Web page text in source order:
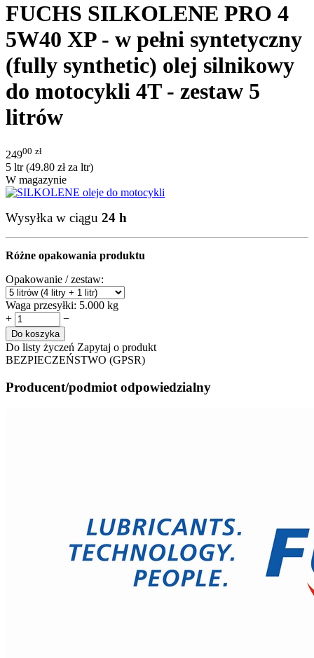
FUCHS SILKOLENE PRO 4
5W40 XP - w pełni syntetyczny
(fully synthetic) olej silnikowy
do motocykli 4T - zestaw 5
litrów
24900 zł
5 ltr (49.80 złza ltr)
W magazynie
Wysyłka w ciągu 24 h
Różne opakowania produktu
Opakowanie / zestaw:
Waga przesyłki: 5.000 kg
+
−
Do koszyka
Do listy życzeń Zapytaj o produkt
BEZPIECZEŃSTWO (GPSR)
Producent/podmiot odpowiedzialny